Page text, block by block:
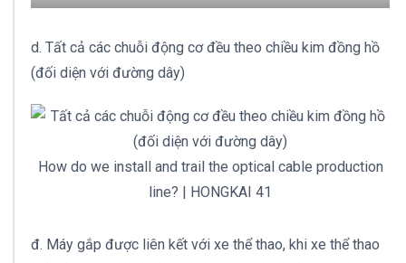
d. Tất cả các chuỗi động cơ đều theo chiều kim đồng hồ
(đối diện với đường dây)
How do we install and trail the optical cable production
line? | HONGKAI 41
đ. Máy gắp được liên kết với xe thể thao, khi xe thể thao